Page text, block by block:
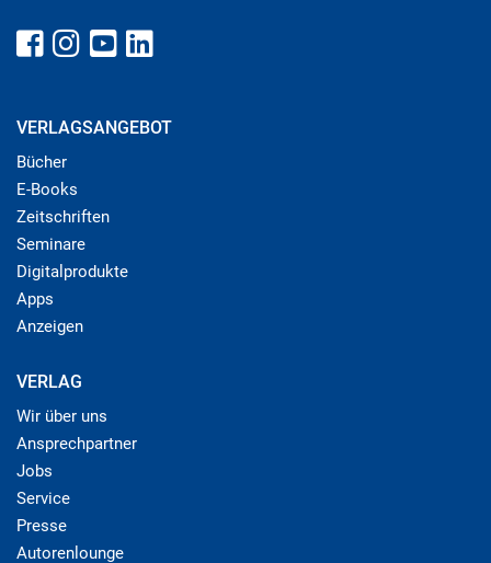
VERLAGSANGEBOT
Bücher
E-Books
Zeitschriften
Seminare
Digitalprodukte
Apps
Anzeigen
VERLAG
Wir über uns
Ansprechpartner
Jobs
Service
Presse
Autorenlounge